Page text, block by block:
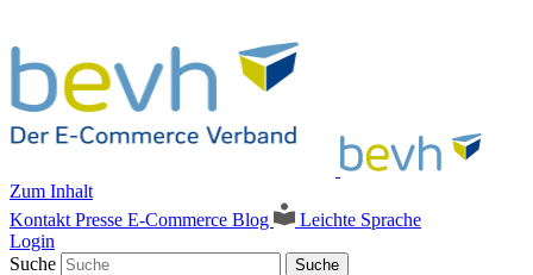
Zum Inhalt
Kontakt Presse E-Commerce Blog
Leichte Sprache
Login
Suche
Suche